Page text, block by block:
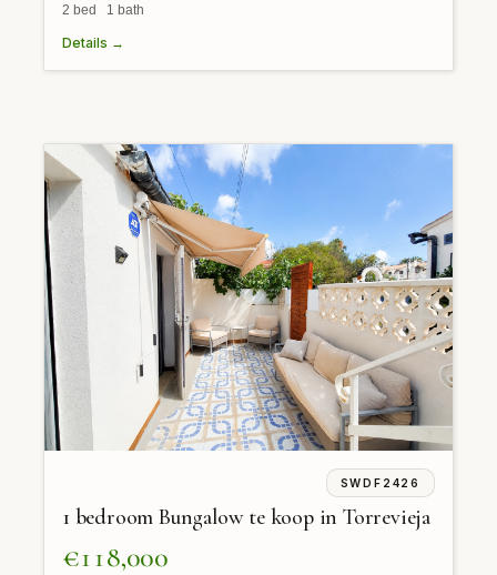
2 bed 1 bath
Details →
SWDF2426
1 bedroom Bungalow te koop in Torrevieja
€118,000